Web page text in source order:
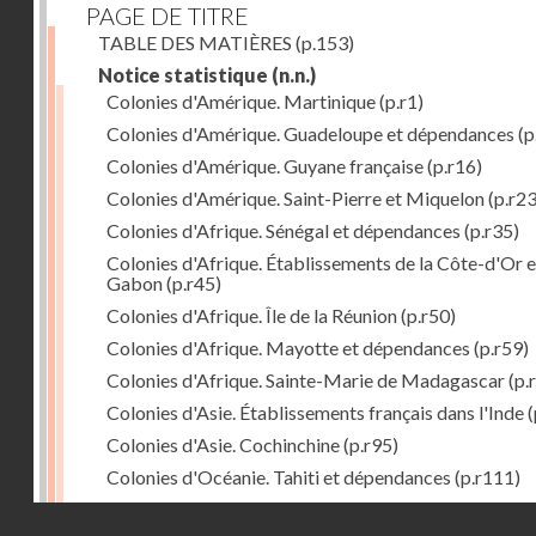
PAGE DE TITRE
TABLE DES MATIÈRES (p.153)
Notice statistique (n.n.)
Colonies d'Amérique. Martinique(p.r1)
Colonies d'Amérique. Guadeloupe et dépendances
Colonies d'Amérique. Guyane française(p.r16)
Colonies d'Amérique. Saint-Pierre et Miquelon
Colonies d'Afrique. Sénégal et dépendances (p.r35)
Colonies d'Afrique. Établissements de la Côte-d'Or
Gabon(p.r45)
Colonies d'Afrique. Île de la Réunion(p.r50)
Colonies d'Afrique. Mayotte et dépendances (p.r59)
Colonies d'Afrique. Sainte-Marie de Madagascar
Colonies d'Asie. Établissements français dans l'Inde
Colonies d'Asie. Cochinchine(p.r95)
Colonies d'Océanie. Tahiti et dépendances (p.r111)
Colonies d'Océanie. Nouvelle-Calédonie(p.r130)